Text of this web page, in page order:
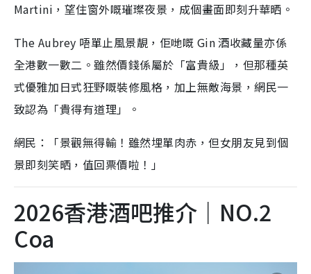
Martini，望住窗外嘅璀璨夜景，成個畫面即刻升華晒。
The Aubrey 唔單止風景靚，佢哋嘅 Gin 酒收藏量亦係
全港數一數二。雖然價錢係屬於「富貴級」，但那種英
式優雅加日式狂野嘅裝修風格，加上無敵海景，網民一
致認為「貴得有道理」。
網民：「景觀無得輸！雖然埋單肉赤，但女朋友見到個
景即刻笑晒，值回票價啦！」
2026香港酒吧推介｜NO.2
Coa